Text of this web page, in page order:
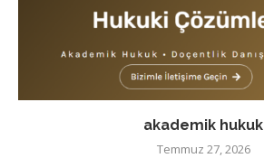
akademik hukuk
Temmuz 27, 2026